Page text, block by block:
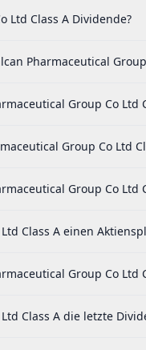
Ltd Class A Dividende?
Pharmaceutical Group
Group Co Ltd
Group Co Ltd
Group Co Ltd
Class A einen
Group Co
Class A die letzte